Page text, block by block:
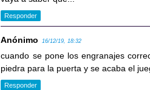
Responder
Anónimo 16/12/19, 18:32
cuando se pone los engranajes
piedra para la puerta y se acaba el
Responder